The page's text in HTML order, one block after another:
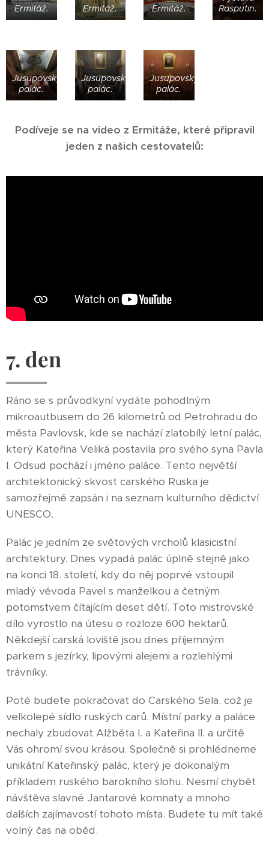
Ermitáž. Ermitáž. Ermitáž.
Rasputin.
Jusupovský
palác.
Jusupovský
palác.
Jusupovský
palác.
Podíveje se na video z Ermitáže, které připravil
jeden z našich cestovatelů:
7. den
Ráno se s průvodkyní vydáte pohodlným
mikroautbusem do 26 kilometrů od Petrohradu do
města Pavlovsk, kde se nachází zlatobílý letní palác,
který Kateřina Veliká postavila pro svého syna Pavla
I. Odsud pochází i jméno paláce. Tento největší
architektonický skvost carského Ruska je
samozřejmě zapsán i na seznam kulturního dědictví
UNESCO.
Palác je jedním ze světových vrcholů klasicistní
architektury. Dnes vypadá palác úplně stejně jako
na konci 18. století, kdy do něj poprvé vstoupil
mladý vévoda Pavel s manželkou a četným
potomstvem čítajícím deset dětí. Toto mistrovské
dílo vyrostlo na útesu o rozloze 600 hektarů.
Někdejší carská loviště jsou dnes příjemným
parkem s jezírky, lipovými alejemi a rozlehlými
trávníky.
Poté budete pokračovat do Carského Sela. což je
velkolepé sídlo ruských carů. Místní parky a paláce
nechaly zbudovat Alžběta I. a Kateřina II. a určitě
Vás ohromí svou krásou. Společně si prohlédneme
unikátní Kateřinský palác, který je dokonalým
příkladem ruského barokního slohu. Nesmí chybět
návštěva slavné Jantarové komnaty a mnoho
dalších zajímavostí tohoto místa. Budete tu mít také
volný čas na oběd.